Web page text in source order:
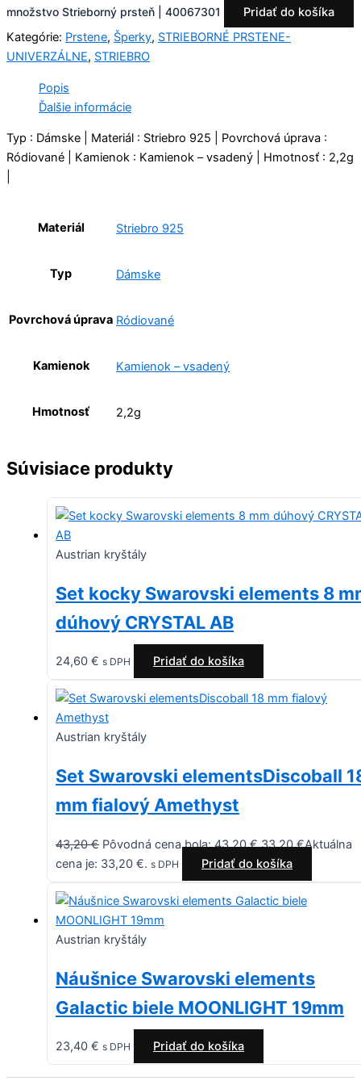
množstvo Strieborný prsteň | 40067301
Pridať do košíka
Kategórie: Prstene, Šperky, STRIEBORNÉ PRSTENE-
UNIVERZÁLNE, STRIEBRO
Popis
Ďalšie informácie
Typ : Dámske | Materiál : Striebro 925 | Povrchová úprava :
Ródiované | Kamienok : Kamienok – vsadený | Hmotnosť : 2,2g
Materiál Striebro 925
Typ Dámske
Povrchová úprava Ródiované
Kamienok Kamienok – vsadený
Hmotnosť 2,2g
Súvisiace produkty
Austrian kryštály
Set kocky Swarovski elements 8
dúhový CRYSTAL AB
24,60 € s DPH Pridať do košíka
Austrian kryštály
Set Swarovski elementsDiscoball
mm fialový Amethyst
43,20€ Pôvodná cena bola: 43,20 €.33,20€Aktuálna
cena je: 33,20 €. s DPH Pridať do košíka
Austrian kryštály
Náušnice Swarovski elements
Galactic biele MOONLIGHT 19mm
23,40 € s DPH Pridať do košíka